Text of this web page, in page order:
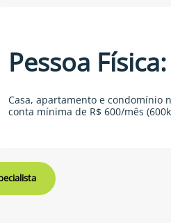
Pessoa Física:
Casa, apartamento e condomínio
conta mínima de R$ 600/mês